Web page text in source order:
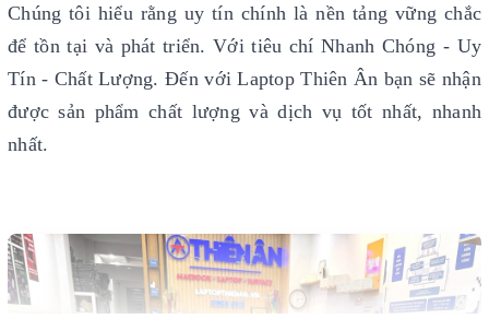
Chúng tôi hiểu rằng uy tín chính là nền tảng vững chắc
để tồn tại và phát triển. Với tiêu chí Nhanh Chóng - Uy
Tín - Chất Lượng. Đến với Laptop Thiên Ân bạn sẽ nhận
được sản phẩm chất lượng và dịch vụ tốt nhất, nhanh
nhất.